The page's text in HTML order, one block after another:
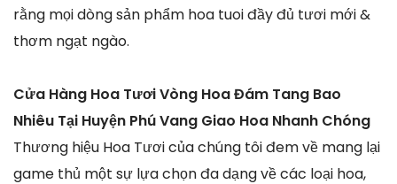
rằng mọi dòng sản phẩm hoa tuoi đầy đủ tươi mới &
thơm ngạt ngào.
Cửa Hàng Hoa Tươi Vòng Hoa Đám Tang Bao
Nhiêu Tại Huyện Phú Vang Giao Hoa Nhanh Chóng
Thương hiệu Hoa Tươi của chúng tôi đem về mang lại
game thủ một sự lựa chọn đa dạng về các loại hoa,